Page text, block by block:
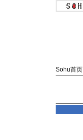
Sohu首页